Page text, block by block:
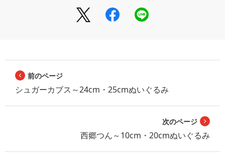
前のページ
シュガーカブス～24cm・25cmぬいぐるみ
次のページ
西郷つん～10cm・20cmぬいぐるみ